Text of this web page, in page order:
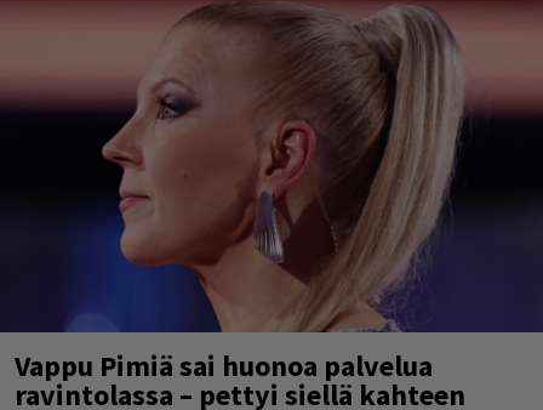
Vappu Pimiä sai huonoa palvelua
ravintolassa – pettyi siellä kahteen